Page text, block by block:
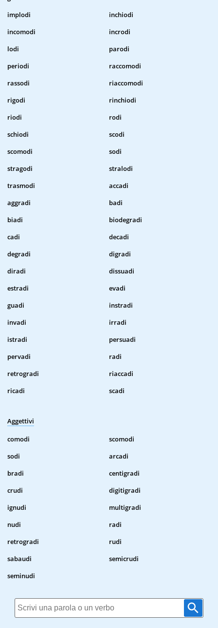
implodi
inchiodi
incomodi
incrodi
lodi
parodi
periodi
raccomodi
rassodi
riaccomodi
rigodi
rinchiodi
riodi
rodi
schiodi
scodi
scomodi
sodi
stragodi
stralodi
trasmodi
accadi
aggradi
badi
biadi
biodegradi
cadi
decadi
degradi
digradi
diradi
dissuadi
estradi
evadi
guadi
instradi
invadi
irradi
istradi
persuadi
pervadi
radi
retrogradi
riaccadi
ricadi
scadi
Aggettivi
comodi
scomodi
sodi
arcadi
bradi
centigradi
crudi
digitigradi
ignudi
multigradi
nudi
radi
retrogradi
rudi
sabaudi
semicrudi
seminudi